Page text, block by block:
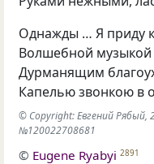
Однажды … Я приду
Волшебной
Дурманящим
Капелью звонкою в
© Copyright: Евгений Рябый,
№120022708681
© Eugene Ryabyi 2891